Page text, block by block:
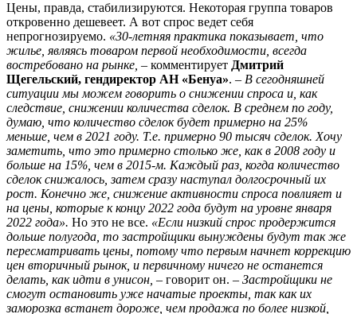
Цены, правда, стабилизируются. Некоторая группа товаров
откровенно дешевеет. А вот спрос ведет себя
непрогнозируемо. «30-летняя практика показывает, что
жилье, являясь товаром первой необходимости, всегда
востребовано на рынке, – комментирует Дмитрий
Щегельский, гендиректор АН «Бeнуа». – В сегодняшней
ситуации мы можем говорить о снижении спроса и, как
следствие, снижении количества сделок. В среднем по году,
думаю, что количество сделок будет примерно на 25%
меньше, чем в 2021 году. Т.е. примерно 90 тысяч сделок. Хочу
заметить, что это примерно столько же, как в 2008 году и
больше на 15%, чем в 2015-м. Каждый раз, когда количество
сделок снижалось, затем сразу наступал долгосрочный их
рост. Конечно же, снижение активности спроса повлияет и
на цены, которые к концу 2022 года будут на уровне января
2022 года». Но это не все. «Если низкий спрос продержится
дольше полугода, то застройщики вынуждены будут так же
пересматривать цены, потому что первым начнет коррекцию
цен вторичный рынок, и первичному ничего не останется
делать, как идти в унисон, – говорит он. – Застройщики не
смогут остановить уже начатые проекты, так как их
заморозка встанет дороже, чем продажа по более низкой,